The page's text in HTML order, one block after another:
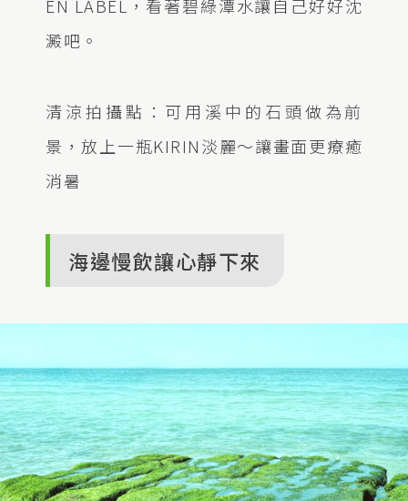
EN LABEL，看著碧綠潭水讓自己好好沈
澱吧。
清涼拍攝點：可用溪中的石頭做為前
景，放上一瓶KIRIN淡麗～讓畫面更療癒
消暑
海邊慢飲讓心靜下來